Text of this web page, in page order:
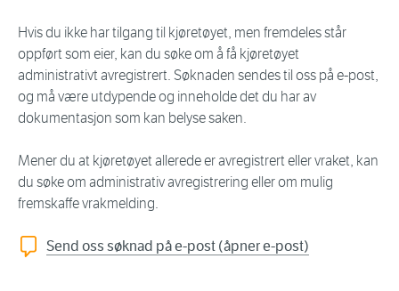
Hvis du ikke har tilgang til kjøretøyet, men fremdeles står
oppført som eier, kan du søke om å få kjøretøyet
administrativt avregistrert. Søknaden sendes til oss på e-post,
og må være utdypende og inneholde det du har av
dokumentasjon som kan belyse saken.
Mener du at kjøretøyet allerede er avregistrert eller vraket, kan
du søke om administrativ avregistrering eller om mulig
fremskaffe vrakmelding.
Send oss søknad på e-post (åpner e-post)